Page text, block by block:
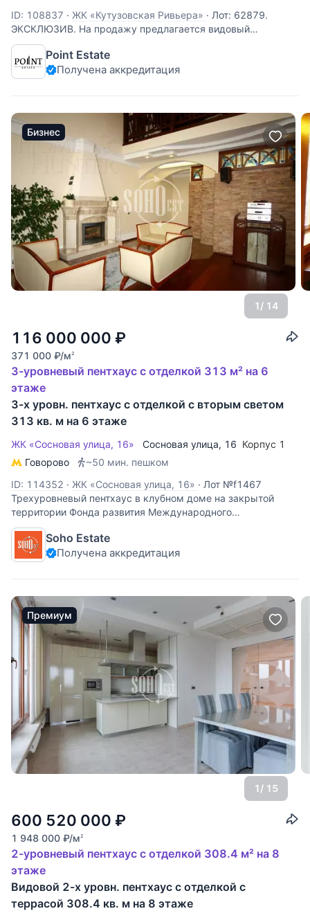
ID: 108837 · ЖК «Кутузовская Ривьера» · Лот: 62879.
ЭКСКЛЮЗИВ. На продажу предлагается видовый
двухуровневый пентхаус площадью 414 кв. м. с террасой
в ЖК "Кутузовская Ривьера". Планировка: 1-й уровень:
гостиная, кухня-столовая, три спальни, две из которых со
Point Estate
Получена аккредитация
Бизнес
1/ 14
116 000 000 ₽
371 000 ₽/м2
3-уровневый пентхаус с отделкой 313 м² на 6
этаже
3-х уровн. пентхаус с отделкой с вторым светом
313 кв. м на 6 этаже
ЖК «Сосновая улица, 16» Сосновая улица, 16 Корпус 1
Говорово
~50 мин. пешком
ID: 114352 · ЖК «Сосновая улица, 16» · Лот №f1467
Трехуровневый пентхаус в клубном доме на закрытой
территории Фонда развития Международного
университета (Кунцево-4). Квартира занимает 6-й, 7-й
этажи и мансарду. Эксклюзивный дизайн, второй свет
(потолки высотой 6.5 м), камин, приточно
Soho Estate
Получена аккредитация
Премиум
1/ 15
600 520 000 ₽
1 948 000 ₽/м2
2-уровневый пентхаус с отделкой 308.4 м² на 8
этаже
Видовой 2-х уровн. пентхаус с отделкой с
террасой 308.4 кв. м на 8 этаже